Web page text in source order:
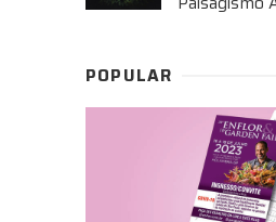
POPULAR